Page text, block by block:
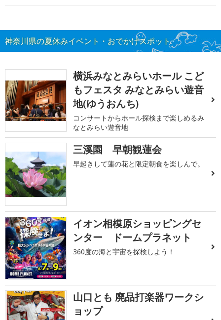
神奈川県の夏休みイベント・おでかけスポット
横浜みなとみらいホール こど
もフェスタ みなとみらい遊音
地(ゆうおんち)
コンサートからホール探検まで楽しめるみ
なとみらい遊音地
三溪園 早朝観蓮会
早起きして蓮の花と限定朝食を楽しんで。
イオン相模原ショッピングセ
ンター ドームプラネット
360度の海と宇宙を探検しよう！
山口とも 廃品打楽器ワークシ
ョップ